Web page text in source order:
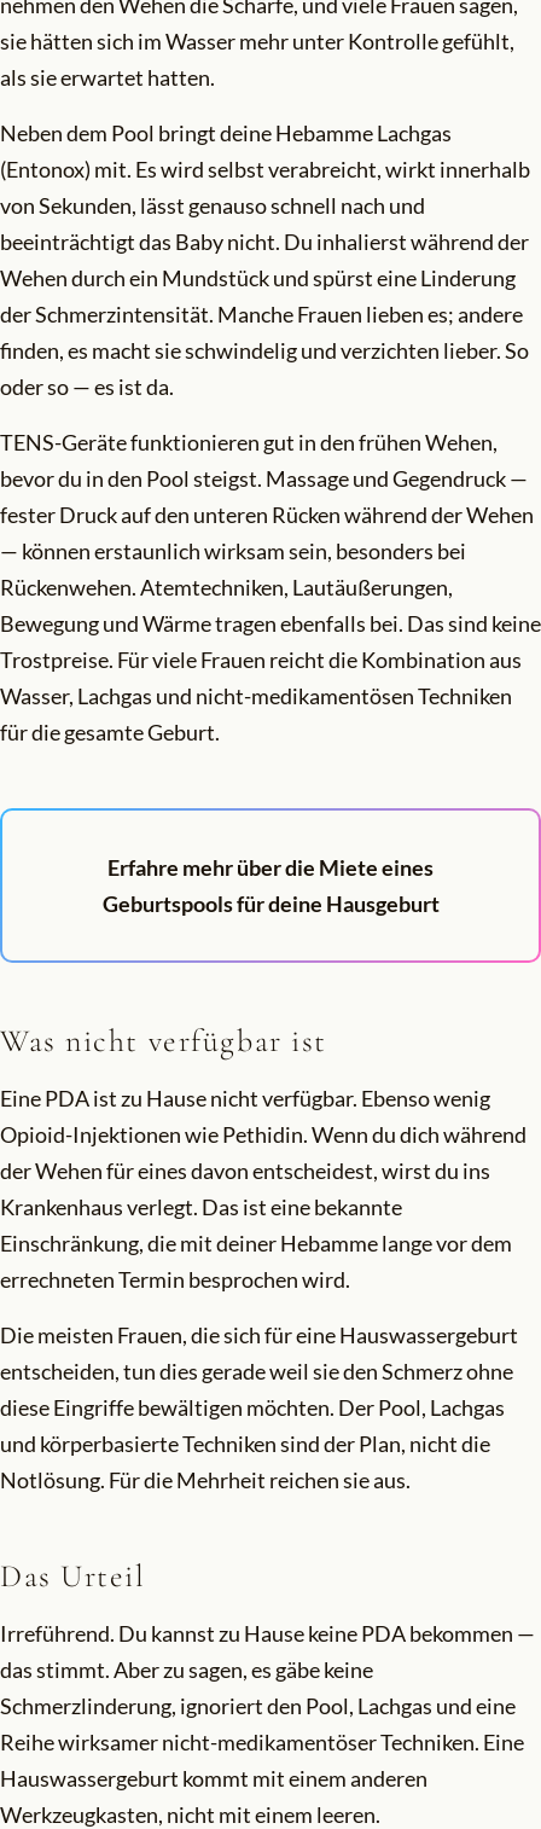
sie hätten sich im Wasser mehr unter Kontrolle gefühlt,
als sie erwartet hatten.
Neben dem Pool bringt deine Hebamme Lachgas
(Entonox) mit. Es wird selbst verabreicht, wirkt innerhalb
von Sekunden, lässt genauso schnell nach und
beeinträchtigt das Baby nicht. Du inhalierst während der
Wehen durch ein Mundstück und spürst eine Linderung
der Schmerzintensität. Manche Frauen lieben es; andere
finden, es macht sie schwindelig und verzichten lieber. So
oder so — es ist da.
TENS-Geräte funktionieren gut in den frühen Wehen,
bevor du in den Pool steigst. Massage und Gegendruck —
fester Druck auf den unteren Rücken während der Wehen
— können erstaunlich wirksam sein, besonders bei
Rückenwehen. Atemtechniken, Lautäußerungen,
Bewegung und Wärme tragen ebenfalls bei. Das sind keine
Trostpreise. Für viele Frauen reicht die Kombination aus
Wasser, Lachgas und nicht-medikamentösen Techniken
für die gesamte Geburt.
Erfahre mehr über die Miete eines
Geburtspools für deine Hausgeburt
Was nicht verfügbar ist
Eine PDA ist zu Hause nicht verfügbar. Ebenso wenig
Opioid-Injektionen wie Pethidin. Wenn du dich während
der Wehen für eines davon entscheidest, wirst du ins
Krankenhaus verlegt. Das ist eine bekannte
Einschränkung, die mit deiner Hebamme lange vor dem
errechneten Termin besprochen wird.
Die meisten Frauen, die sich für eine Hauswassergeburt
entscheiden, tun dies gerade weil sie den Schmerz ohne
diese Eingriffe bewältigen möchten. Der Pool, Lachgas
und körperbasierte Techniken sind der Plan, nicht die
Notlösung. Für die Mehrheit reichen sie aus.
Das Urteil
Irreführend. Du kannst zu Hause keine PDA bekommen —
das stimmt. Aber zu sagen, es gäbe keine
Schmerzlinderung, ignoriert den Pool, Lachgas und eine
Reihe wirksamer nicht-medikamentöser Techniken. Eine
Hauswassergeburt kommt mit einem anderen
Werkzeugkasten, nicht mit einem leeren.